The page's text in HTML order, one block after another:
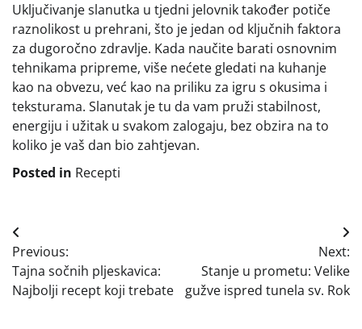
Uključivanje slanutka u tjedni jelovnik također potiče
raznolikost u prehrani, što je jedan od ključnih faktora
za dugoročno zdravlje. Kada naučite barati osnovnim
tehnikama pripreme, više nećete gledati na kuhanje
kao na obvezu, već kao na priliku za igru s okusima i
teksturama. Slanutak je tu da vam pruži stabilnost,
energiju i užitak u svakom zalogaju, bez obzira na to
koliko je vaš dan bio zahtjevan.
Posted in Recepti
Navigacija
objava
Previous:
Tajna sočnih pljeskavica:
Najbolji recept koji trebate
Next:
Stanje u prometu: Velike
gužve ispred tunela sv. Rok